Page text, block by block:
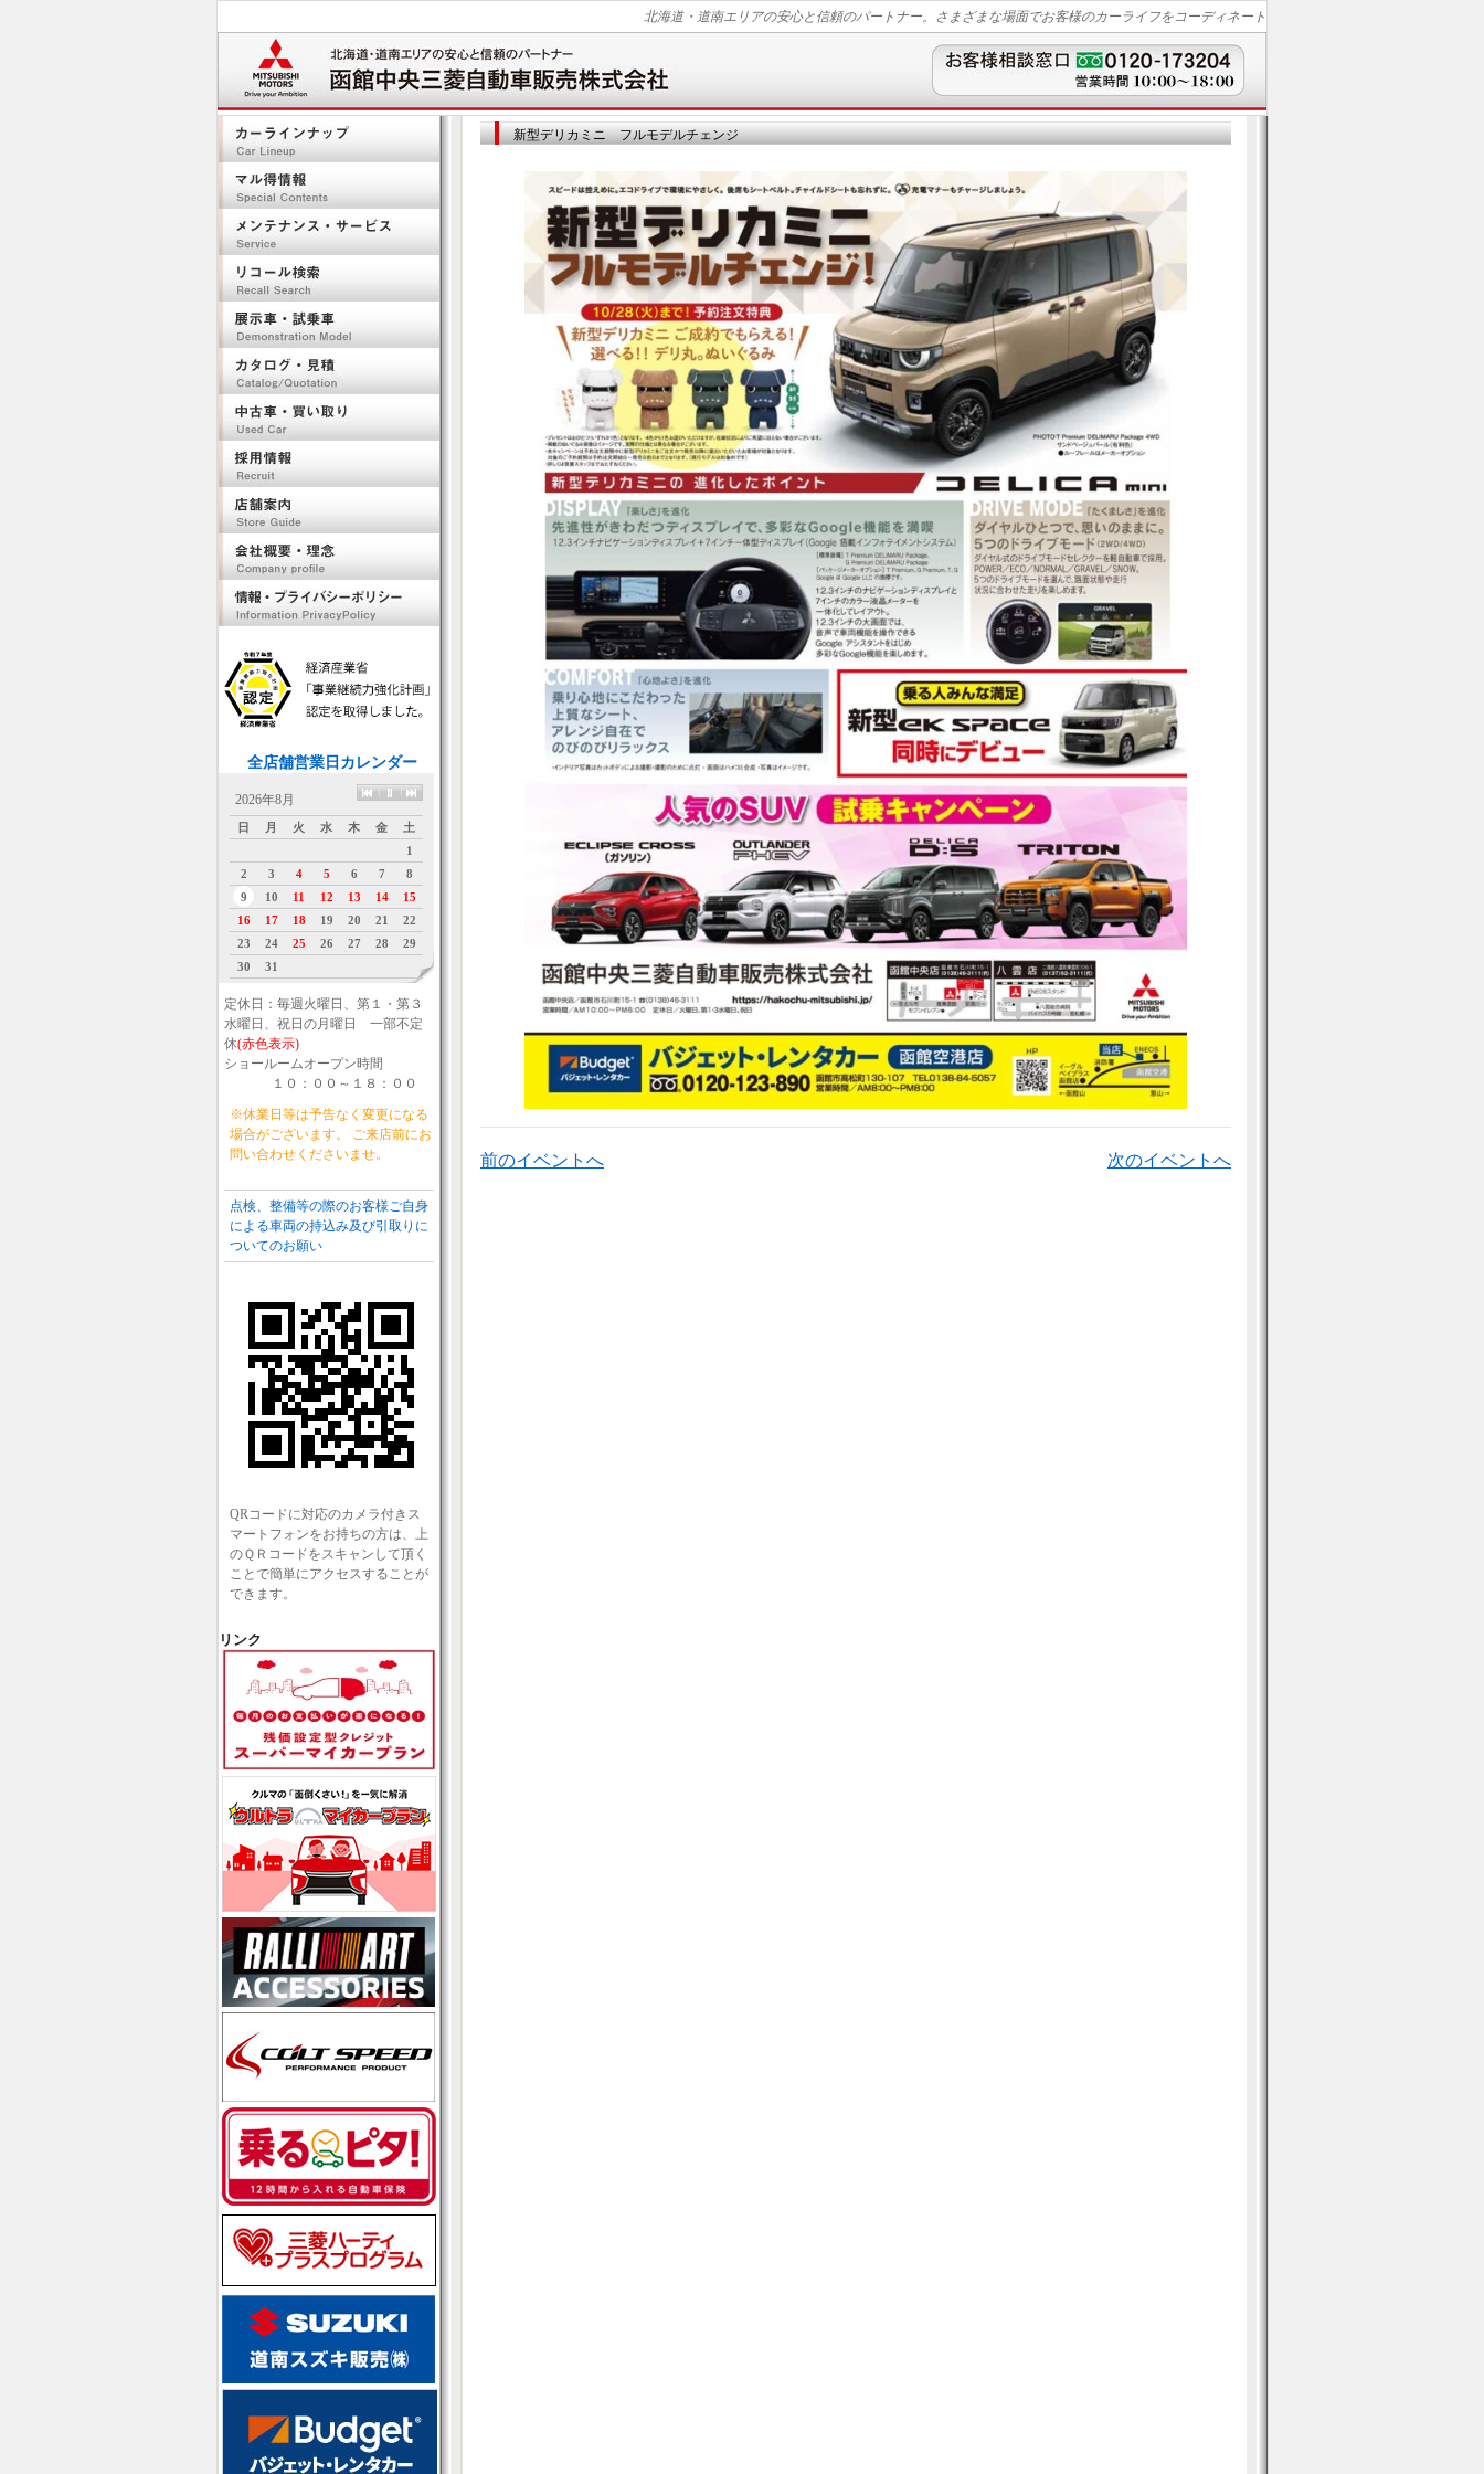
北海道・道南エリアの安心と信頼のパートナー。さまざまな場面でお客様のカーライフをコーディネート
新型デリカミニ フルモデルチェンジ
前のイベントへ 次のイベントへ
全店舗営業日カレンダー
2026年8月
日 月 火 水 木 金
土
1
2
3 4 5 6 7
8
9
10 11 12 13 14
15
16
17 18 19 20 21
22
23
24 25 26 27 28
29
30
31
定休日：毎週火曜日、第１・第３
水曜日、祝日の月曜日 一部不定
休(赤色表示)
ショールームオープン時間
１０：００～１８：００
※休業日等は予告なく変更になる
場合がございます。 ご来店前にお
問い合わせくださいませ。
点検、整備等の際のお客様ご自身
による車両の持込み及び引取りに
ついてのお願い
QRコードに対応のカメラ付きス
マートフォンをお持ちの方は、上
のＱＲコードをスキャンして頂く
ことで簡単にアクセスすることが
できます。
リンク